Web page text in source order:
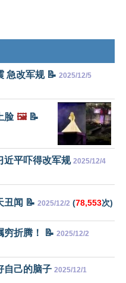
急改军规 📝 2025/12/5
脸 🖼️📝
近平吓得改军规 2025/12/4
丑闻 📝 2025/12/2 (78,553次)
穷折腾！ 📝 2025/12/2
自己的脑子 2025/12/1